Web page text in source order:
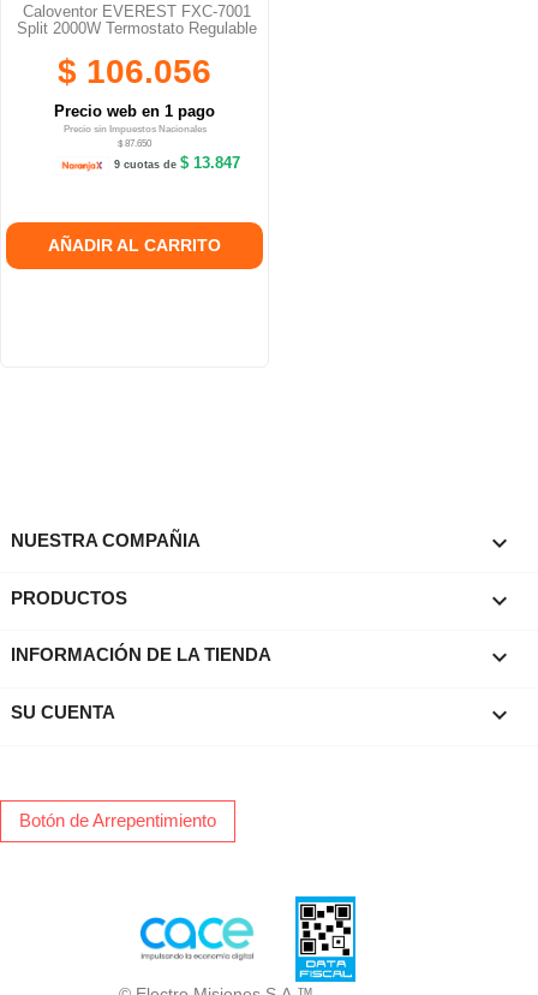
Caloventor EVEREST FXC-7001
Split 2000W Termostato Regulable
$ 106.056
Precio web en 1 pago
Precio sin Impuestos Nacionales
$ 87.650
9 cuotas de$ 13.847
AÑADIR AL CARRITO
NUESTRA COMPAÑIA 
PRODUCTOS 
INFORMACIÓN DE LA TIENDA keyboard_arrow_down
SU CUENTA 
Botón de Arrepentimiento